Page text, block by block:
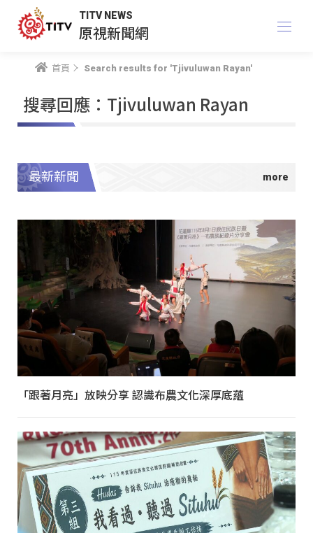
TITV NEWS
原視新聞網
首頁 Search results for 'Tjivuluwan Rayan'
搜尋回應：Tjivuluwan Rayan
最新新聞
「跟著月亮」放映分享 認識布農文化深厚底蘊